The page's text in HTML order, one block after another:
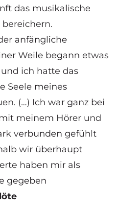
das musikalische
anfängliche
Weile begann etwas
ich hatte das
Seele meines
(…) Ich war ganz bei
meinem Hörer und
verbunden gefühlt
wir überhaupt
haben mir als
gegeben